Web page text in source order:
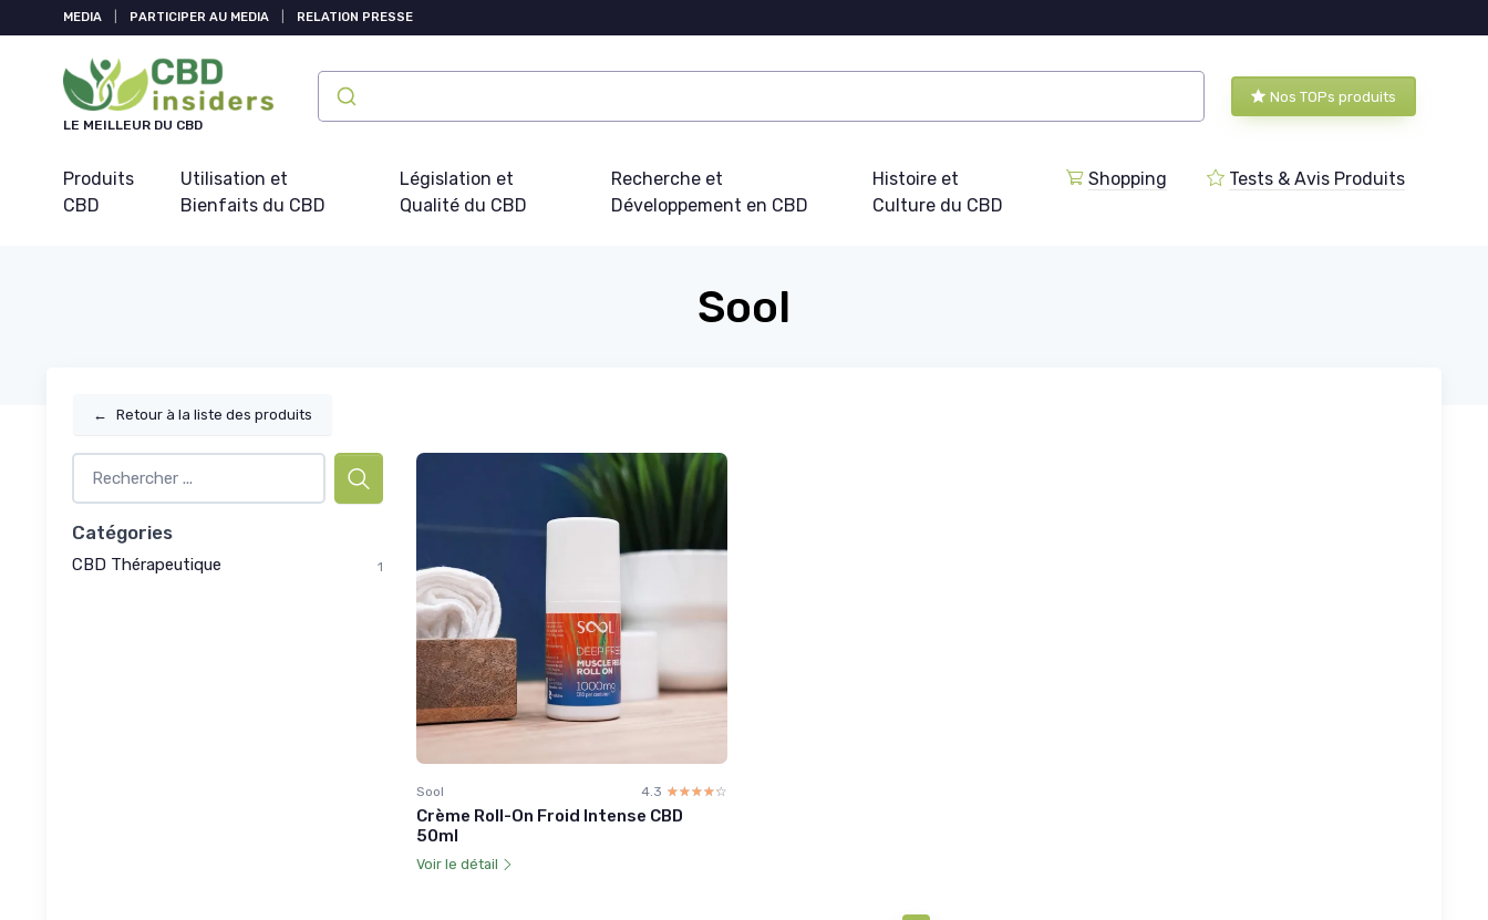
MEDIA PARTICIPER AU MEDIA RELATION PRESSE
LE MEILLEUR DU CBD
Nos TOPs produits
Produits
CBD
Utilisation et
Bienfaits du CBD
Législation et
Qualité du CBD
Recherche et
Développement en CBD
Histoire et
Culture du CBD
Shopping Tests & Avis Produits
Sool
← Retour à la liste des produits
Catégories
CBD Thérapeutique 1
Sool 4.3 ☆☆☆☆☆
★★★★★
Crème Roll-On Froid Intense CBD
50ml
Voir le détail
Panneau de gestion des cookies